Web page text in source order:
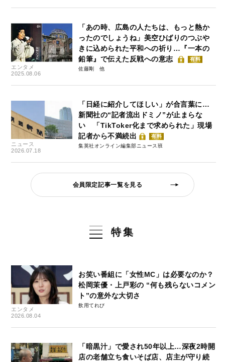
エンタメ
2025.08.06
「あの時、広島の人たちは、もっと熱か
ったのでしょうね」美空ひばりのつぶや
きに込められた平和への祈り…『一本の
鉛筆』で伝えた反戦への意志
有料
佐藤剛
ニュース
2026.07.18
「日経に紹介してほしい」が合言葉に…
新聞社の“記者流出ドミノ”が止まらな
い 「TikToker化まで求められた」現場
記者から不満続出
有料
集英社オンライン編集部ニュース班
会員限定記事一覧を見る
特集
エンタメ
2026.08.04
お笑い番組に「女性MC」は必要なのか？
松岡茉優・上戸彩の “何も残らないコメン
ト”の意外な大切さ
飲用てれび
「暗黒汁」で愛され50年以上…深夜2時開
店の老舗立ち食いそば店、店主が守り続